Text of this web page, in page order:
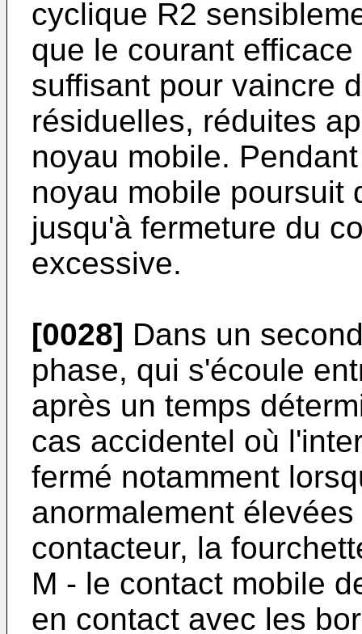
cyclique R2
que le courant
suffisant pour vaincre
résiduelles, réduites
noyau mobile.
noyau mobile poursuit
jusqu'à fermeture du
excessive.
[0028] Dans un
phase, qui s'écoule
après un temps
cas accidentel où
fermé notamment
anormalement
contacteur, la
M - le contact mobile
en contact avec les